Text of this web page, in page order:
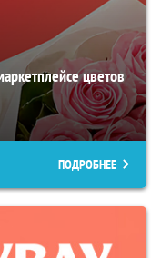
цветов
ПОДРОБНЕЕ